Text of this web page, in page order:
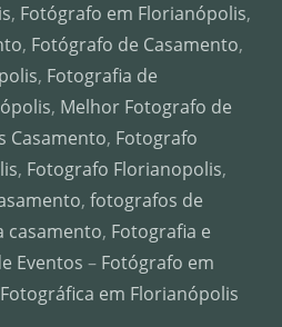
, Fotógrafo em Florianópolis,
, Fotógrafo de Casamento,
, Fotografia de
, Melhor Fotografo de
Casamento, Fotografo
, Fotografo Florianopolis,
, fotografos de
casamento, Fotografia e
Eventos – Fotógrafo em
em Florianópolis